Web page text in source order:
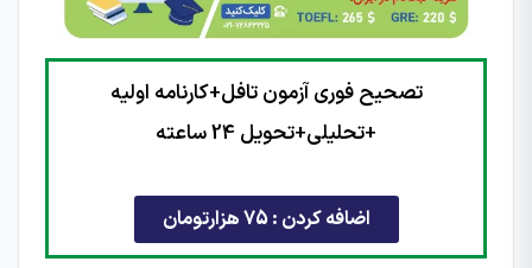
تصحیح فوری آزمون تافل+کارنامه اولیه
+تحلیلی+تحویل 24 ساعته
اضافه کردن : 75 هزارتومان